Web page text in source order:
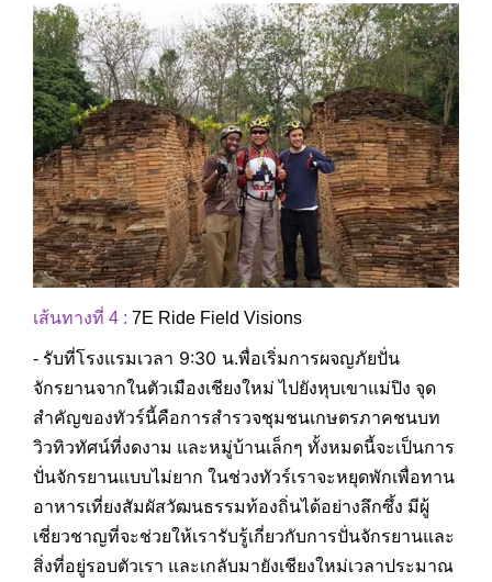
เส้นทางที่ 4 : 7E Ride Field Visions
- รับที่โรงแรมเวลา 9:30 น.พื่อเริ่มการผจญภัยปั่น
จักรยานจากในตัวเมืองเชียงใหม่ ไปยังหุบเขาแม่ปิง จุด
สำคัญของทัวร์นี้คือการสำรวจชุมชนเกษตรภาคชนบท
วิวทิวทัศน์ที่งดงาม และหมู่บ้านเล็กๆ ทั้งหมดนี้จะเป็นการ
ปั่นจักรยานแบบไม่ยาก ในช่วงทัวร์เราจะหยุดพักเพื่อทาน
อาหารเที่ยงสัมผัสวัฒนธรรมท้องถิ่นได้อย่างลึกซึ้ง มีผู้
เชี่ยวชาญที่จะช่วยให้เรารับรู้เกี่ยวกับการปั่นจักรยานและ
สิ่งที่อยู่รอบตัวเรา และเกลับมายังเชียงใหม่เวลาประมาณ